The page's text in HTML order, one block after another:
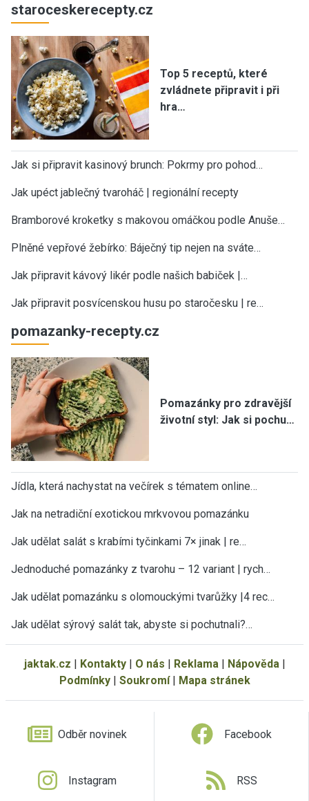
návod.
Všechny nové recepty, sezónní rady, tipy a návody
najdete v pravidelném JakTak zpravodaji ve své e-
mailové schránce. ZDARMA.
Vaše e-mailová adresa
staroceskerecepty.cz
Top 5 receptů, které
zvládnete připravit i při
hra…
Jak si připravit kasinový brunch: Pokrmy pro pohod…
Jak upéct jablečný tvaroháč | regionální recepty
Bramborové kroketky s makovou omáčkou podle Anuše…
Plněné vepřové žebírko: Báječný tip nejen na sváte…
Jak připravit kávový likér podle našich babiček |…
Jak připravit posvícenskou husu po staročesku | re…
pomazanky-recepty.cz
Pomazánky pro zdravější
životní styl: Jak si pochu…
Jídla, která nachystat na večírek s tématem online…
Jak na netradiční exotickou mrkvovou pomazánku
Jak udělat salát s krabími tyčinkami 7× jinak | re…
Jednoduché pomazánky z tvarohu – 12 variant | rych…
Jak udělat pomazánku s olomouckými tvarůžky |4 rec…
Jak udělat sýrový salát tak, abyste si pochutnali?…
jaktak.cz | Kontakty| O nás | Reklama | Nápověda |
Podmínky| Soukromí| Mapa stránek
Odběr novinek Facebook
Instagram RSS